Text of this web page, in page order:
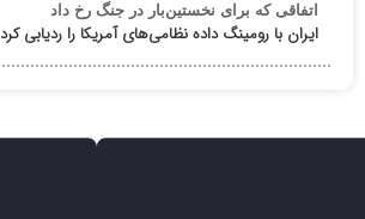
اتفاقی که برای نخستین‌بار در جنگ رخ داد
ایران با رومینگ داده نظامی‌های آمریکا را ردیابی کرد